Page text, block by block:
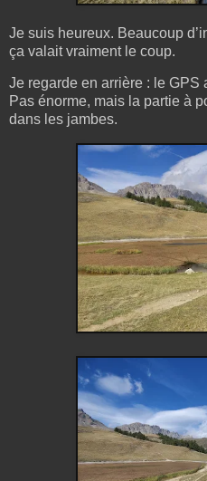
Je suis heureux. Beaucoup
ça valait vraiment le coup.
Je regarde en arrière : le GPS
Pas énorme, mais la partie à
dans les jambes.